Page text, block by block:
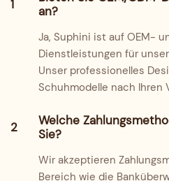
1
an?
Ja, Suphini ist auf OEM-
Dienstleistungen für
Unser professionelles
Schuhmodelle nach Ihren
2
Welche
Sie?
Wir akzeptieren
Bereich wie die